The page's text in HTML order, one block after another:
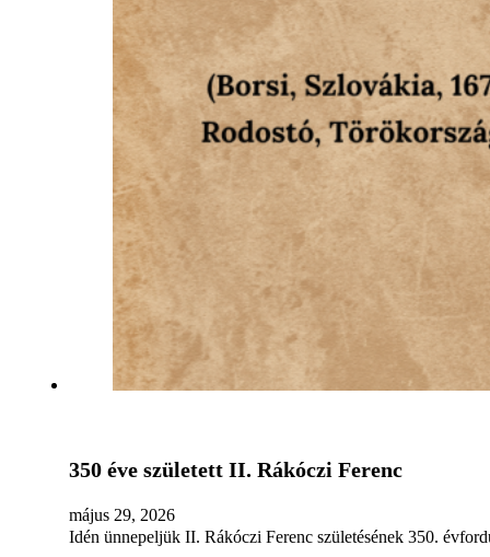
350 éve született II. Rákóczi Ferenc
május 29, 2026
Idén ünnepeljük II. Rákóczi Ferenc születésének 350.